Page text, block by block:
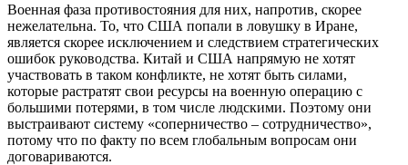
Военная фаза противостояния для них, напротив, скорее
нежелательна. То, что США попали в ловушку в Иране,
является скорее исключением и следствием стратегических
ошибок руководства. Китай и США напрямую не хотят
участвовать в таком конфликте, не хотят быть силами,
которые растратят свои ресурсы на военную операцию с
большими потерями, в том числе людскими. Поэтому они
выстраивают систему «соперничество – сотрудничество»,
потому что по факту по всем глобальным вопросам они
договариваются.